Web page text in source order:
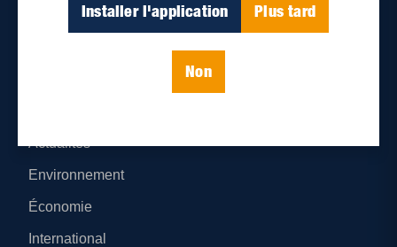
Installer l'application Plus tard
Non
Parutions numériques
Actualités
Environnement
Économie
International